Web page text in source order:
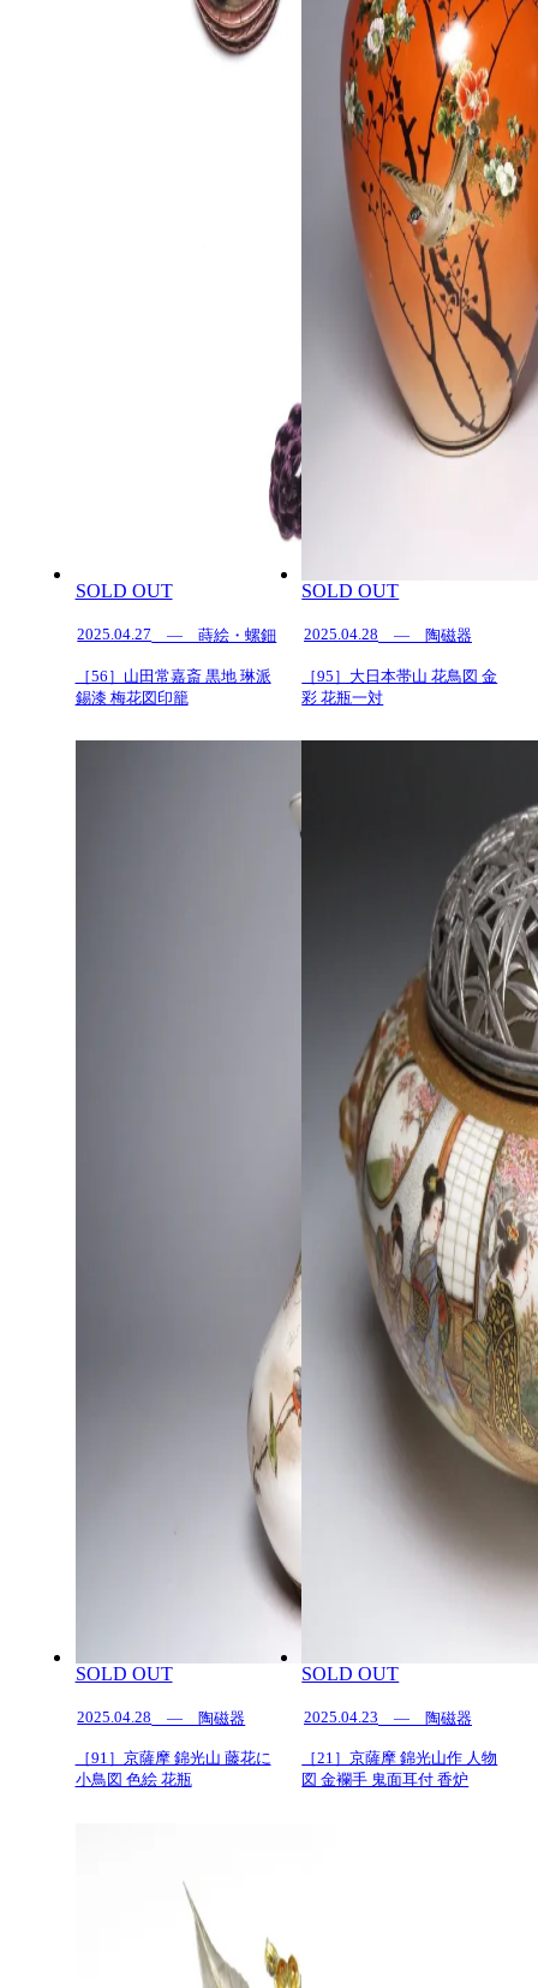
SOLD OUT
2025.04.27 — 蒔絵・螺鈿
［56］山田常嘉斎 黒地 琳派
錫漆 梅花図印籠
SOLD OUT
2025.04.28 — 陶磁器
［95］大日本帯山 花鳥図 金
彩 花瓶一対
SOLD OUT
2025.04.28 — 陶磁器
［91］京薩摩 錦光山 藤花に
小鳥図 色絵 花瓶
SOLD OUT
2025.04.23 — 陶磁器
［21］京薩摩 錦光山作 人物
図 金襴手 鬼面耳付 香炉